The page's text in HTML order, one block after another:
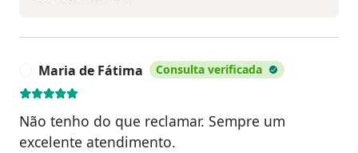
Maria de Fátima Consulta verificada
Não tenho do que reclamar. Sempre um
excelente atendimento.